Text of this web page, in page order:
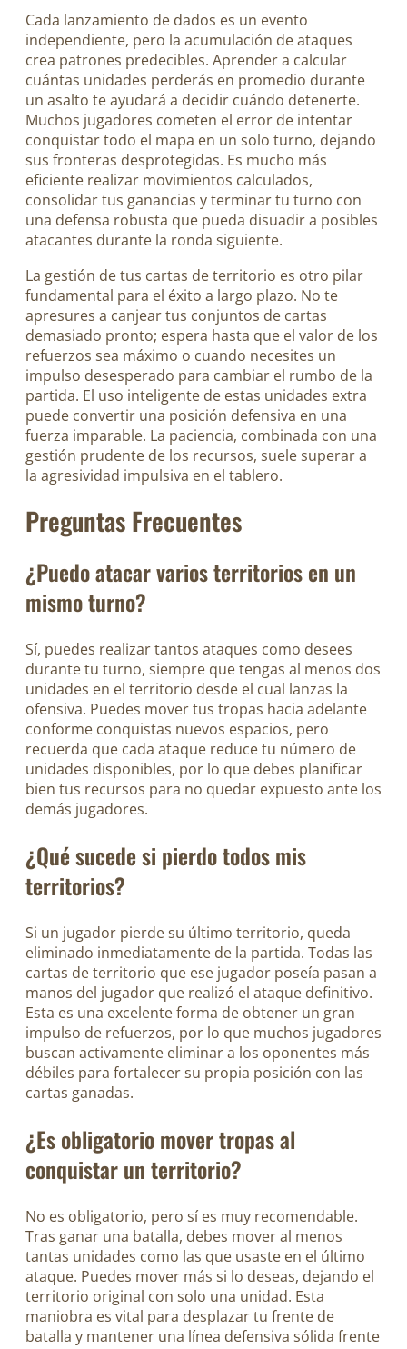
Cada lanzamiento de dados es un evento
independiente, pero la acumulación de ataques
crea patrones predecibles. Aprender a calcular
cuántas unidades perderás en promedio durante
un asalto te ayudará a decidir cuándo detenerte.
Muchos jugadores cometen el error de intentar
conquistar todo el mapa en un solo turno, dejando
sus fronteras desprotegidas. Es mucho más
eficiente realizar movimientos calculados,
consolidar tus ganancias y terminar tu turno con
una defensa robusta que pueda disuadir a posibles
atacantes durante la ronda siguiente.
La gestión de tus cartas de territorio es otro pilar
fundamental para el éxito a largo plazo. No te
apresures a canjear tus conjuntos de cartas
demasiado pronto; espera hasta que el valor de los
refuerzos sea máximo o cuando necesites un
impulso desesperado para cambiar el rumbo de la
partida. El uso inteligente de estas unidades extra
puede convertir una posición defensiva en una
fuerza imparable. La paciencia, combinada con una
gestión prudente de los recursos, suele superar a
la agresividad impulsiva en el tablero.
Preguntas Frecuentes
¿Puedo atacar varios territorios en un
mismo turno?
Sí, puedes realizar tantos ataques como desees
durante tu turno, siempre que tengas al menos dos
unidades en el territorio desde el cual lanzas la
ofensiva. Puedes mover tus tropas hacia adelante
conforme conquistas nuevos espacios, pero
recuerda que cada ataque reduce tu número de
unidades disponibles, por lo que debes planificar
bien tus recursos para no quedar expuesto ante los
demás jugadores.
¿Qué sucede si pierdo todos mis
territorios?
Si un jugador pierde su último territorio, queda
eliminado inmediatamente de la partida. Todas las
cartas de territorio que ese jugador poseía pasan a
manos del jugador que realizó el ataque definitivo.
Esta es una excelente forma de obtener un gran
impulso de refuerzos, por lo que muchos jugadores
buscan activamente eliminar a los oponentes más
débiles para fortalecer su propia posición con las
cartas ganadas.
¿Es obligatorio mover tropas al
conquistar un territorio?
No es obligatorio, pero sí es muy recomendable.
Tras ganar una batalla, debes mover al menos
tantas unidades como las que usaste en el último
ataque. Puedes mover más si lo deseas, dejando el
territorio original con solo una unidad. Esta
maniobra es vital para desplazar tu frente de
batalla y mantener una línea defensiva sólida frente